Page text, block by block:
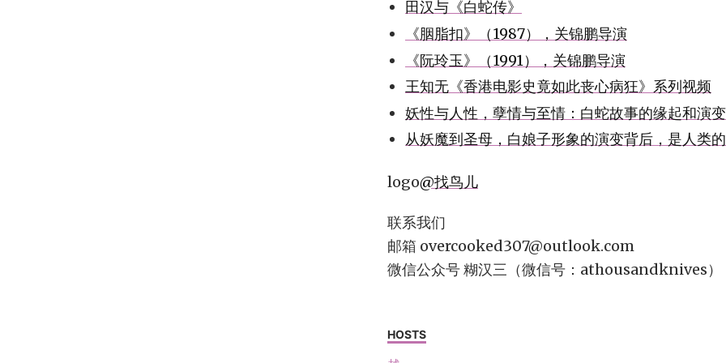
田汉与《白蛇传》
《胭脂扣》（1987），关锦鹏导演
《阮玲玉》（1991），关锦鹏导演
王知无《香港电影史竟如此丧心病狂》系列视频
妖性与人性，孽情与至情：白蛇故事的缘起和演变
从妖魔到圣母，白娘子形象的演变背后，是人类
logo@找鸟儿
联系我们
邮箱 overcooked307@outlook.com
微信公众号 糊汉三（微信号：athousandknives）
HOSTS